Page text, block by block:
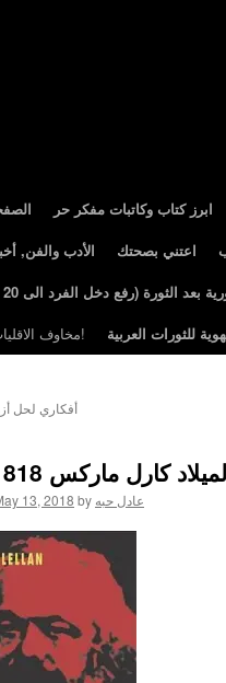
ابرز كتاب وكاتبات مفكر حر
الأدب والفن,
اعتني بصحتك
بعد الثورة (رفع دخل الفرد الى 20 الف دولار)؟
مخاوف الاقليات ومعالجتها!
للثورات العربية
أفكاري لحل
كارل ماركس 1818-1883
13, 2018 by عادل حبه